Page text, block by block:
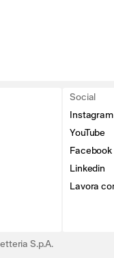
Social
Instagram
YouTube
Facebook
Linkedin
Lavora
S.p.A.